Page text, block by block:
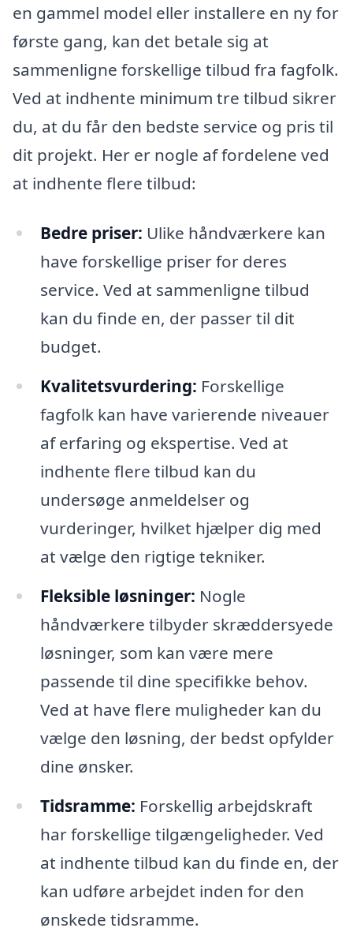
en gammel model eller installere en ny for
første gang, kan det betale sig at
sammenligne forskellige tilbud fra fagfolk.
Ved at indhente minimum tre tilbud sikrer
du, at du får den bedste service og pris til
dit projekt. Her er nogle af fordelene ved
at indhente flere tilbud:
Bedre priser: Ulike håndværkere kan
have forskellige priser for deres
service. Ved at sammenligne tilbud
kan du finde en, der passer til dit
budget.
Kvalitetsvurdering: Forskellige
fagfolk kan have varierende niveauer
af erfaring og ekspertise. Ved at
indhente flere tilbud kan du
undersøge anmeldelser og
vurderinger, hvilket hjælper dig med
at vælge den rigtige tekniker.
Fleksible løsninger: Nogle
håndværkere tilbyder skræddersyede
løsninger, som kan være mere
passende til dine specifikke behov.
Ved at have flere muligheder kan du
vælge den løsning, der bedst opfylder
dine ønsker.
Tidsramme: Forskellig arbejdskraft
har forskellige tilgængeligheder. Ved
at indhente tilbud kan du finde en, der
kan udføre arbejdet inden for den
ønskede tidsramme.